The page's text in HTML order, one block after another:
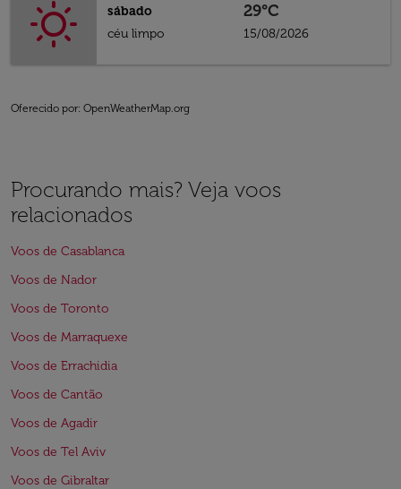
sábado
céu limpo
29°C
15/08/2026
Oferecido por: OpenWeatherMap.org
Procurando mais? Veja voos
relacionados
Voos de Casablanca
Voos de Nador
Voos de Toronto
Voos de Marraquexe
Voos de Errachidia
Voos de Cantão
Voos de Agadir
Voos de Tel Aviv
Voos de Gibraltar